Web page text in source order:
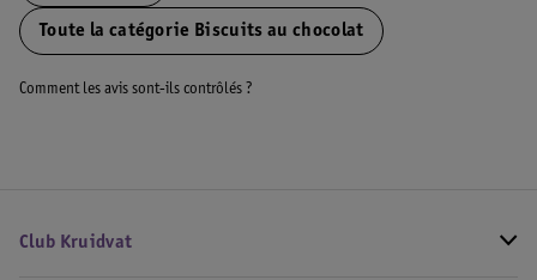
Toute la catégorie Biscuits au chocolat
Comment les avis sont-ils contrôlés ?
Club Kruidvat